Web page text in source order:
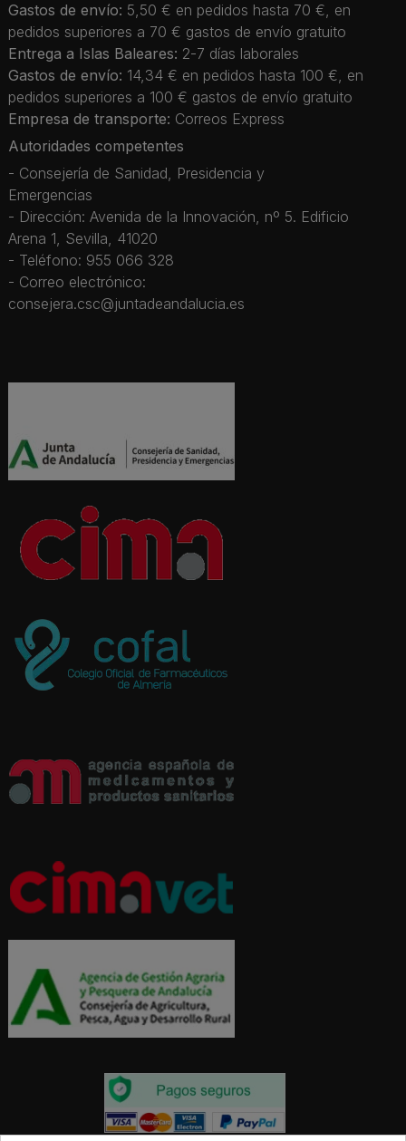
Gastos de envío: 5,50 € en pedidos hasta 70 €, en
pedidos superiores a 70 € gastos de envío gratuito
Entrega a Islas Baleares: 2-7 días laborales
Gastos de envío: 14,34 € en pedidos hasta 100 €, en
pedidos superiores a 100 € gastos de envío gratuito
Empresa de transporte: Correos Express
Autoridades competentes
- Consejería de Sanidad, Presidencia y
Emergencias
- Dirección: Avenida de la Innovación, nº 5. Edificio
Arena 1, Sevilla, 41020
- Teléfono: 955 066 328
- Correo electrónico:
consejera.csc@juntadeandalucia.es